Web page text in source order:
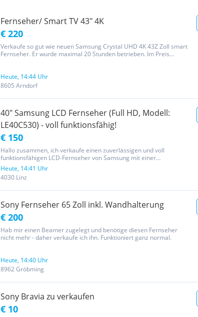
Fernseher/ Smart TV 43" 4K
€ 220
Verkaufe so gut wie neuen Samsung Crystal UHD 4K 43Z Zoll smart
Fernseher. Er wurde maximal 20 Stunden betrieben. Im Preis
Heute, 14:44 Uhr
8605 Arndorf
40" Samsung LCD Fernseher (Full HD, Modell:
LE40C530) - voll funktionsfähig!
€ 150
Hallo zusammen, ich verkaufe einen zuverlässigen und voll
funktionsfähigen LCD-Fernseher von Samsung mit einer
Bildschirmdiagonale von 40 Zoll (ca. 101 cm).Der Fernseher liefert
ein klares Full-HD-Bild und eignet sich ideal fürs Wohnzimmer,
Schlafzimmer,...
Heute, 14:41 Uhr
4030 Linz
Sony Fernseher 65 Zoll inkl. Wandhalterung
€ 200
Hab mir einen Beamer zugelegt und benötige diesen Fernseher
nicht mehr - daher verkaufe ich ihn. Funktioniert ganz normal.
Heute, 14:40 Uhr
8962 Gröbming
Sony Bravia zu verkaufen
€ 10